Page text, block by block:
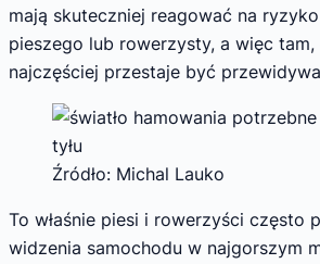
mają skuteczniej reagować na
pieszego lub rowerzysty, a więc
najczęściej przestaje być
Źródło: Michal Lauko
To właśnie piesi i rowerzyści często
widzenia samochodu w najgorszym